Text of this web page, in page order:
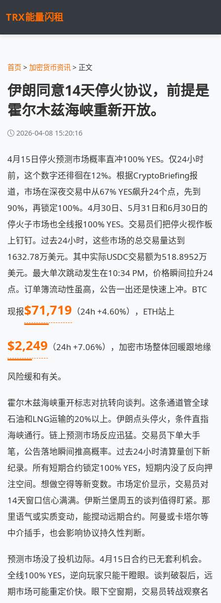
TRX能量闪租
首页 > 加密货币资讯 > 正文
伊朗同意14天停火协议，前提是
霍尔木兹海峡重新开放。
2026-04-08 15:20:16
4月15日停火预测市场概率直冲100% YES。仅24小时
前，这个数字还徘徊在12%。根据CryptoBriefing报
道，市场在深夜交易中从67% YES飙升24个点，先到
90%，再锁定100%。4月30日、5月31日和6月30日的
停火子市场也全线报100% YES。交易员们把停火视作板
上钉钉。过去24小时，这些市场的总交易量达到
1632.78万美元。其中实际USDC交易额为518.8952万
美元。最大单次跳动发生在10:34 PM，价格瞬间拉升24
点。订单簿流动性虽高，公告一出还是快速上冲。BTC
现报$71,719 （24h +4.60%），ETH站上
$2,249 （24h +7.06%），加密市场整体回暖跟地缘
风险缓和有关。
霍尔木兹海峡重开标志对抗转向谈判。这条通道管全球
石油和LNG运输的20%以上。伊朗点头停火，条件直指
海峡通行。链上预测市场反应迅猛。交易员下单大手
笔，公告落地瞬间推高概率。过去24小时清算量创下新
纪录。所有短期合约锁定100% YES，短期内没了反向押
注空间。想做空得等新变数。市场定价显示，交易员对
14天窗口信心满满。伊斯兰堡周五的谈判值得盯紧。那
里语气或实质变动，能搅动远期合约。阿曼或卡塔尔等
中介插手，也会影响协议持久性判断。
预测市场没了投机边际。4月15日合约已无套利机会。
全线100% YES，逆向玩家只能干瞪眼。谈判破裂后，远
期市场可能重定价快。眼下空窗期，交易员转战观察名